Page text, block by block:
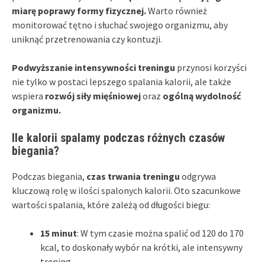
miarę poprawy formy fizycznej.Warto również
monitorować tętno i słuchać swojego organizmu, aby
uniknąć przetrenowania czy kontuzji.
Podwyższanie intensywności treningu przynosi korzyści
nie tylko w postaci lepszego spalania kalorii, ale także
wspiera rozwój siły mięśniowejoraz ogólną wydolność
organizmu.
Ile kalorii spalamy podczas różnych czasów
biegania?
Podczas biegania, czas trwania treningu odgrywa
kluczową rolę w ilości spalonych kalorii. Oto szacunkowe
wartości spalania, które zależą od długości biegu:
15 minut: W tym czasie można spalić od 120 do 170
kcal, to doskonały wybór na krótki, ale intensywny